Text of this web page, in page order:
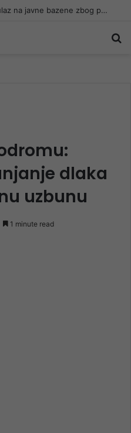
Grad za primjer: Besplatan ulaz na javne bazene zbog paklenih vrućina
dlaka
uzbunu
1 minute read